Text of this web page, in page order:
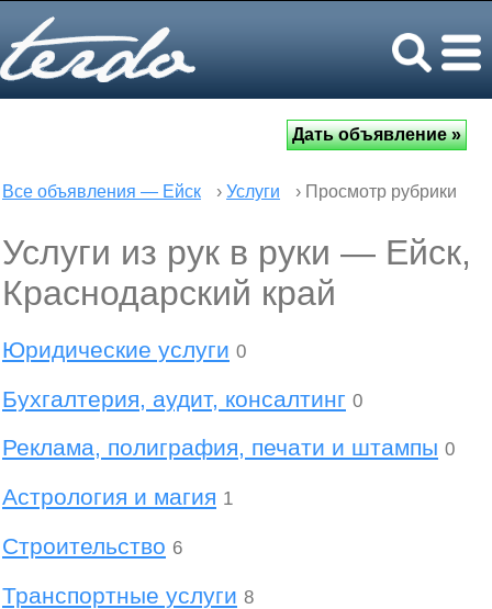
Все объявления — Ейск › Услуги › Просмотр рубрики
Услуги из рук в руки — Ейск,
Краснодарский край
Юридические услуги 0
Бухгалтерия, аудит, консалтинг 0
Реклама, полиграфия, печати и штампы 0
Астрология и магия 1
Строительство 6
Транспортные услуги 8